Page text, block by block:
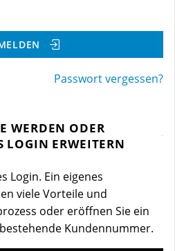
Passwort vergessen?
WERDEN ODER
LOGIN ERWEITERN
Login. Ein eigenes
viele Vorteile und
oder eröffnen Sie ein
Kundennummer.